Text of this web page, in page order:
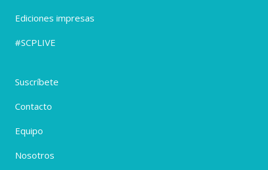
Ediciones impresas
#SCPLIVE
Suscríbete
Contacto
Equipo
Nosotros